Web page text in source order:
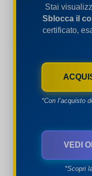
Stai
Sblocca il
certificato,
*Con l’acquisto
VEDI
*Scopri